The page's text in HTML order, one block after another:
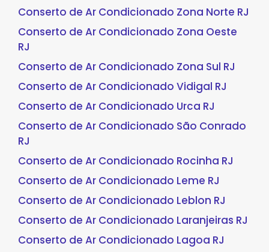
Conserto de Ar Condicionado Zona Norte RJ
Conserto de Ar Condicionado Zona Oeste
RJ
Conserto de Ar Condicionado Zona Sul RJ
Conserto de Ar Condicionado Vidigal RJ
Conserto de Ar Condicionado Urca RJ
Conserto de Ar Condicionado São Conrado
RJ
Conserto de Ar Condicionado Rocinha RJ
Conserto de Ar Condicionado Leme RJ
Conserto de Ar Condicionado Leblon RJ
Conserto de Ar Condicionado Laranjeiras RJ
Conserto de Ar Condicionado Lagoa RJ